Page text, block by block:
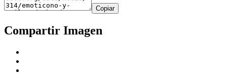
Copiar
Compartir Imagen